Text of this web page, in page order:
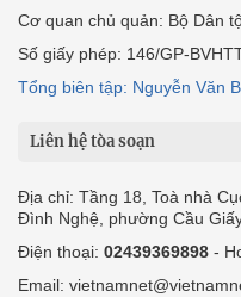
Cơ quan chủ quản: Bộ Dân
Số giấy phép: 146/GP-
Tổng biên tập: Nguyễn Văn
Liên hệ tòa soạn
Địa chỉ: Tầng 18, Toà nhà
Đình Nghệ, phường Cầu
Điện thoại: 02439369898 -
Email: